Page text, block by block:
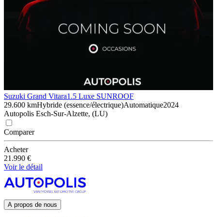
Suzuki Grand Vitara1.5 Luxe SUNROOF
29.600 kmHybride (essence/électrique)Automatique2024
Autopolis Esch-Sur-Alzette, (LU)
Comparer
Acheter
21.990 €
Voir le détail
A propos de nous